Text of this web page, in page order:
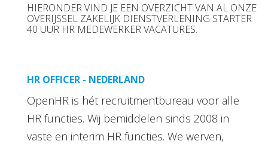
HIERONDER VIND JE EEN OVERZICHT VAN AL ONZE
OVERIJSSEL ZAKELIJK DIENSTVERLENING STARTER
40 UUR HR MEDEWERKER VACATURES.
HR OFFICER - NEDERLAND
OpenHR is hét recruitmentbureau voor alle
HR functies. Wij bemiddelen sinds 2008 in
vaste en interim HR functies. We werven,